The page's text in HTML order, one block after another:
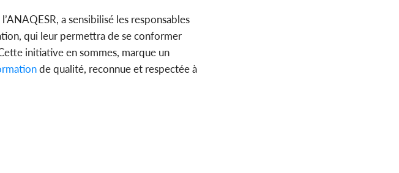
a sensibilisé les responsables
qui leur permettra de se conformer
initiative en sommes, marque un
de qualité, reconnue et respectée à